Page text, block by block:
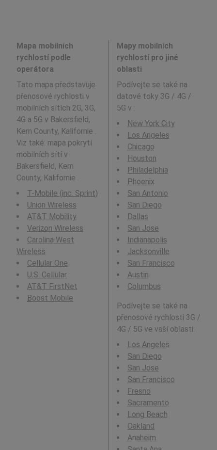
Mapa mobilních
rychlostí podle
operátora
Tato mapa představuje
přenosové rychlosti v
mobilních sítích 2G, 3G,
4G a 5G v Bakersfield,
Kern County, Kalifornie .
Viz také: mapa pokrytí
mobilních sítí v
Bakersfield, Kern
County, Kalifornie .
T-Mobile (inc. Sprint)
Union Wireless
AT&T Mobility
Verizon Wireless
Carolina West
Wireless
Cellular One
U.S. Cellular
AT&T FirstNet
Boost Mobile
Mapy mobilních
rychlostí pro jiné
oblasti
Podívejte se také na
datové toky 3G / 4G /
5G v :
New York City
Los Angeles
Chicago
Houston
Philadelphia
Phoenix
San Antonio
San Diego
Dallas
San Jose
Indianapolis
Jacksonville
San Francisco
Austin
Columbus
Podívejte se také na
přenosové rychlosti 3G /
4G / 5G ve vaší oblasti:
Los Angeles
San Diego
San Jose
San Francisco
Fresno
Sacramento
Long Beach
Oakland
Anaheim